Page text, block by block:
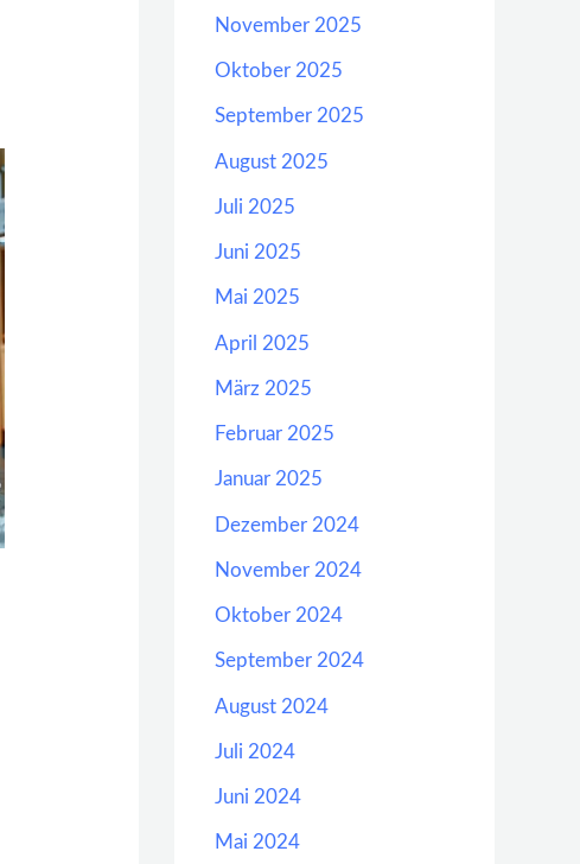
November 2025
Oktober 2025
September 2025
August 2025
Juli 2025
Juni 2025
Mai 2025
April 2025
März 2025
Februar 2025
Januar 2025
Dezember 2024
November 2024
Oktober 2024
September 2024
August 2024
Juli 2024
Juni 2024
Mai 2024